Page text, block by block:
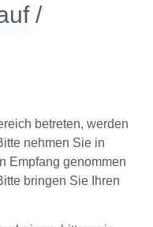
/
betreten, werden
nehmen Sie in
Empfang genommen
bringen Sie Ihren